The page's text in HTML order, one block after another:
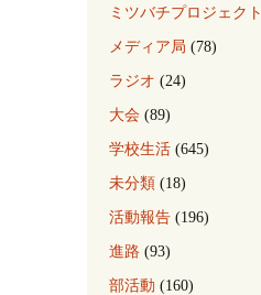
ミツバチプロジェクト
メディア局 (78)
ラジオ (24)
大会 (89)
学校生活 (645)
未分類 (18)
活動報告 (196)
進路 (93)
部活動 (160)